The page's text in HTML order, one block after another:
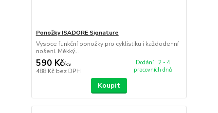
Ponožky ISADORE Signature
Vysoce funkční ponožky pro cyklistiku i každodenní
nošení. Měkký...
590 Kč/ks
488 Kč bez DPH
Dodání : 2 - 4
pracovních dnů
Koupit